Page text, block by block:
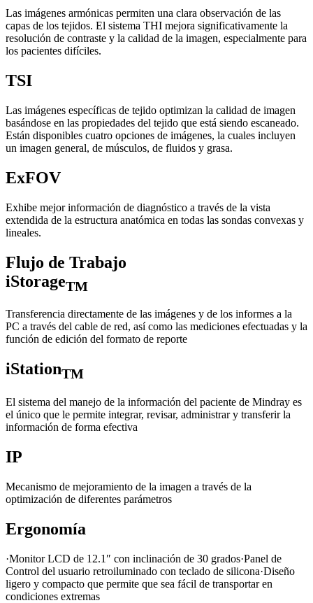
Las imágenes armónicas permiten una clara observación de las
capas de los tejidos. El sistema THI mejora significativamente la
resolución de contraste y la calidad de la imagen, especialmente para
los pacientes difíciles.
TSI
Las imágenes específicas de tejido optimizan la calidad de imagen
basándose en las propiedades del tejido que está siendo escaneado.
Están disponibles cuatro opciones de imágenes, la cuales incluyen
un imagen general, de músculos, de fluidos y grasa.
ExFOV
Exhibe mejor información de diagnóstico a través de la vista
extendida de la estructura anatómica en todas las sondas convexas y
lineales.
Flujo de Trabajo
iStorageTM
Transferencia directamente de las imágenes y de los informes a la
PC a través del cable de red, así como las mediciones efectuadas y la
función de edición del formato de reporte
iStationTM
El sistema del manejo de la información del paciente de Mindray es
el único que le permite integrar, revisar, administrar y transferir la
información de forma efectiva
IP
Mecanismo de mejoramiento de la imagen a través de la
optimización de diferentes parámetros
Ergonomía
·Monitor LCD de 12.1″ con inclinación de 30 grados·Panel de
Control del usuario retroiluminado con teclado de silicona·Diseño
ligero y compacto que permite que sea fácil de transportar en
condiciones extremas